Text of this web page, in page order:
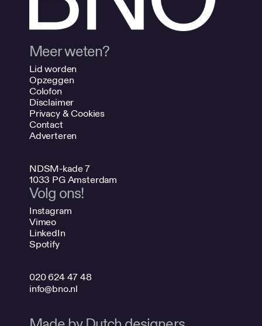
Meer weten?
Lid worden
Opzeggen
Colofon
Disclaimer
Privacy & Cookies
Contact
Adverteren
NDSM-kade 7
1033 PG Amsterdam
Volg ons!
Instagram
Vimeo
LinkedIn
Spotify
020 624 47 48
info@bno.nl